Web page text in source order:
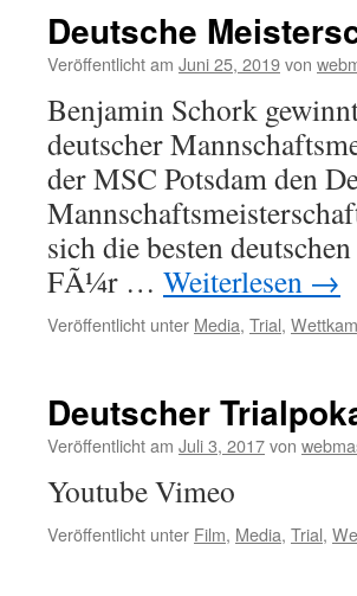
Deutsche
Veröffentlicht am Juni 25, 2019von
Benjamin Schork
deutscher
der MSC Potsdam den
sich die besten
FÃ¼r … Weiterlesen →
Veröffentlicht unter Media, Trial,
Deutscher
Veröffentlicht am Juli 3, 2017von
Youtube Vimeo
Veröffentlicht unter Film, Media, Trial,